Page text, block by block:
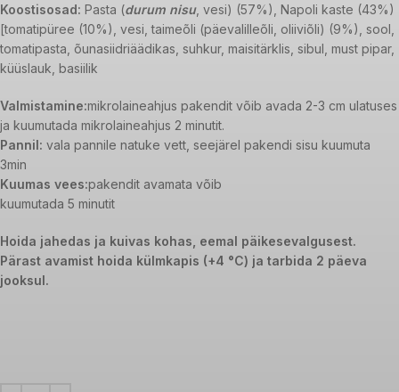
Koostisosad: Pasta (durum nisu, vesi) (57%), Napoli kaste (43%)
[tomatipüree (10%), vesi, taimeõli (päevalilleõli, oliiviõli) (9%), sool,
tomatipasta, õunasiidriäädikas, suhkur, maisitärklis, sibul, must pipar,
küüslauk, basiilik
Valmistamine:mikrolaineahjus pakendit võib avada 2-3 cm ulatuses
ja kuumutada mikrolaineahjus 2 minutit.
Pannil: vala pannile natuke vett, seejärel pakendi sisu kuumuta
3min
Kuumas vees:pakendit avamata võib
kuumutada 5 minutit
Hoida jahedas ja kuivas kohas, eemal päikesevalgusest.
Pärast avamist hoida külmkapis (+4 °C) ja tarbida 2 päeva
jooksul.